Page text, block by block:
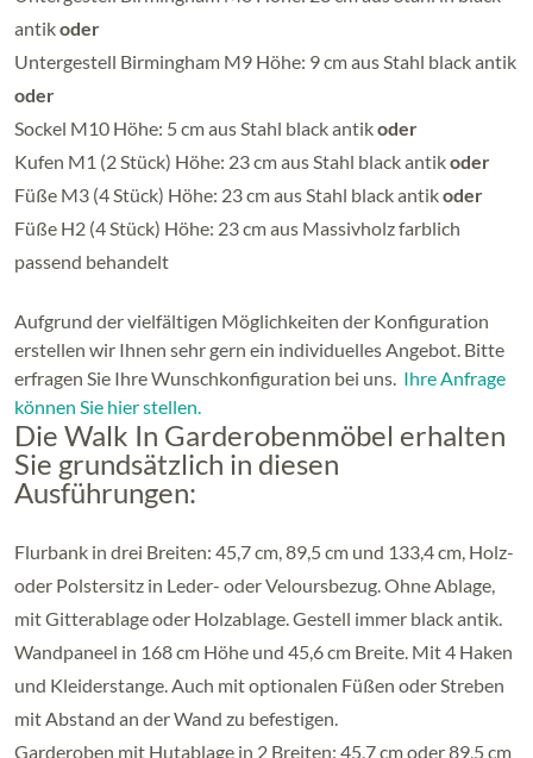
antikoder
Untergestell Birmingham M9 Höhe: 9 cm aus Stahl black antik
oder
Sockel M10 Höhe: 5 cm aus Stahl black antikoder
Kufen M1 (2 Stück) Höhe: 23 cm aus Stahl black antikoder
Füße M3 (4 Stück) Höhe: 23 cm aus Stahl black antikoder
Füße H2 (4 Stück) Höhe: 23 cm aus Massivholz farblich
passend behandelt
Aufgrund der vielfältigen Möglichkeiten der Konfiguration
erstellen wir Ihnen sehr gern ein individuelles Angebot. Bitte
erfragen Sie Ihre Wunschkonfiguration bei uns. Ihre Anfrage
können Sie hier stellen.
Die Walk In Garderobenmöbel erhalten
Sie grundsätzlich in diesen
Ausführungen:
Flurbank in drei Breiten: 45,7 cm, 89,5 cm und 133,4 cm, Holz-
oder Polstersitz in Leder- oder Veloursbezug. Ohne Ablage,
mit Gitterablage oder Holzablage. Gestell immer black antik.
Wandpaneel in 168 cm Höhe und 45,6 cm Breite. Mit 4 Haken
und Kleiderstange. Auch mit optionalen Füßen oder Streben
mit Abstand an der Wand zu befestigen.
Garderoben mit Hutablage in 2 Breiten: 45,7 cm oder 89,5 cm